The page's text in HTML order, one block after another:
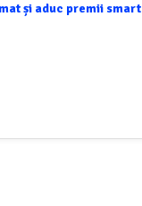
și aduc premii smart